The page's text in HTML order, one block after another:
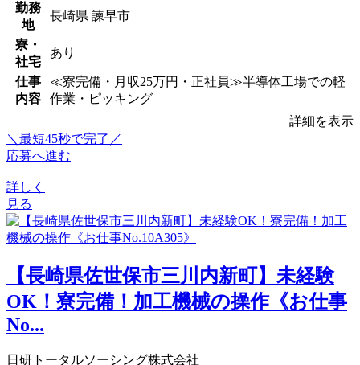
勤務
地
長崎県 諫早市
寮・
社宅
あり
仕事
内容
≪寮完備・月収25万円・正社員≫半導体工場での軽
作業・ピッキング
詳細を表示
＼最短45秒で完了／
応募へ進む
詳しく
見る
【長崎県佐世保市三川内新町】未経験
OK！寮完備！加工機械の操作《お仕事
No...
日研トータルソーシング株式会社